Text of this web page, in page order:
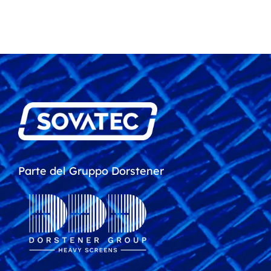
Parte del Gruppo Dorstener